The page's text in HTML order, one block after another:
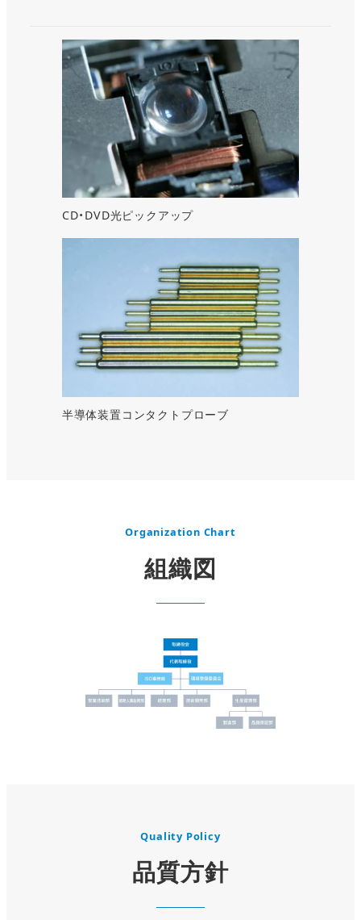
CD・DVD光ピックアップ
半導体装置コンタクトプローブ
Organization Chart
組織図
Quality Policy
品質方針